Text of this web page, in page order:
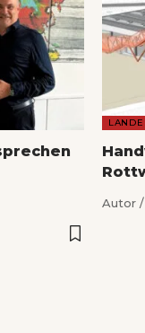
Autor /